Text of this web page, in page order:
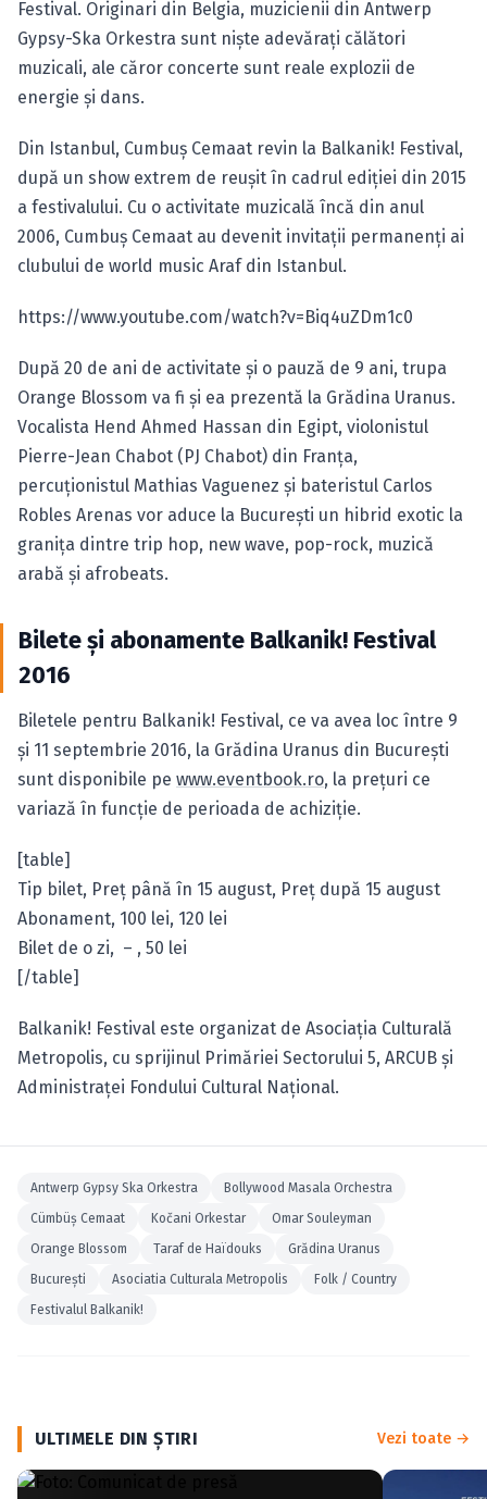
Festival. Originari din Belgia, muzicienii din Antwerp
Gypsy-Ska Orkestra sunt nişte adevăraţi călători
muzicali, ale căror concerte sunt reale explozii de
energie şi dans.
Din Istanbul, Cumbuş Cemaat revin la Balkanik! Festival,
după un show extrem de reușit în cadrul ediției din 2015
a festivalului. Cu o activitate muzicală încă din anul
2006, Cumbuș Cemaat au devenit invitaţii permanenţi ai
clubului de world music Araf din Istanbul.
https://www.youtube.com/watch?v=Biq4uZDm1c0
După 20 de ani de activitate și o pauză de 9 ani, trupa
Orange Blossom va fi și ea prezentă la Grădina Uranus.
Vocalista Hend Ahmed Hassan din Egipt, violonistul
Pierre-Jean Chabot (PJ Chabot) din Franța,
percuționistul Mathias Vaguenez și bateristul Carlos
Robles Arenas vor aduce la Bucureşti un hibrid exotic la
granița dintre trip hop, new wave, pop-rock, muzică
arabă și afrobeats.
Bilete şi abonamente Balkanik! Festival
2016
Biletele pentru Balkanik! Festival, ce va avea loc între 9
şi 11 septembrie 2016, la Grădina Uranus din Bucureşti
sunt disponibile pe www.eventbook.ro, la preţuri ce
variază în funcţie de perioada de achiziţie.
[table]
Tip bilet, Preţ până în 15 august, Preţ după 15 august
Abonament, 100 lei, 120 lei
Bilet de o zi, – , 50 lei
[/table]
Balkanik! Festival este organizat de Asociaţia Culturală
Metropolis, cu sprijinul Primăriei Sectorului 5, ARCUB şi
Administraţei Fondului Cultural Naţional.
Antwerp Gypsy Ska Orkestra
Bollywood Masala Orchestra
Cümbüş Cemaat
Kočani Orkestar
Omar Souleyman
Orange Blossom
Taraf de Haïdouks
Grădina Uranus
Bucureşti
Asociatia Culturala Metropolis
Folk / Country
Festivalul Balkanik!
ULTIMELE DIN ŞTIRI Vezi toate →